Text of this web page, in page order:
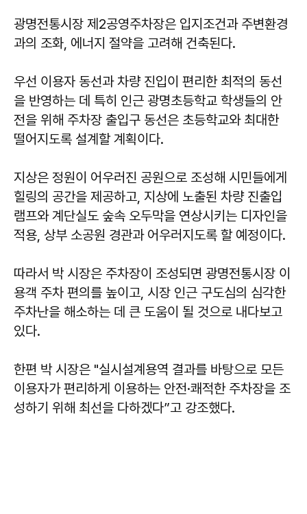
광명전통시장 제2공영주차장은 입지조건과 주변환경
과의 조화, 에너지 절약을 고려해 건축된다.
우선 이용자 동선과 차량 진입이 편리한 최적의 동선
을 반영하는 데 특히 인근 광명초등학교 학생들의 안
전을 위해 주차장 출입구 동선은 초등학교와 최대한
떨어지도록 설계할 계획이다.
지상은 정원이 어우러진 공원으로 조성해 시민들에게
힐링의 공간을 제공하고, 지상에 노출된 차량 진출입
램프와 계단실도 숲속 오두막을 연상시키는 디자인을
적용, 상부 소공원 경관과 어우러지도록 할 예정이다.
따라서 박 시장은 주차장이 조성되면 광명전통시장 이
용객 주차 편의를 높이고, 시장 인근 구도심의 심각한
주차난을 해소하는 데 큰 도움이 될 것으로 내다보고
있다.
한편 박 시장은 "실시설계용역 결과를 바탕으로 모든
이용자가 편리하게 이용하는 안전·쾌적한 주차장을 조
성하기 위해 최선을 다하겠다”고 강조했다.